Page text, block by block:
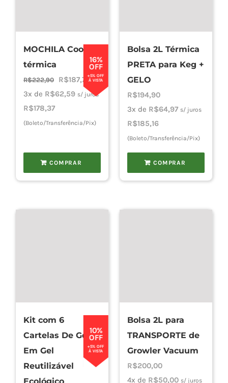
16%
OFF
+5% OFF
À VISTA
MOCHILA Cooler
térmica
R$222,90
O
preço
era:
R$187,76O
preço
é:
3x de R$62,59 s/ juros
R$178,37
(Boleto/Transferência/Pix)
COMPRAR
Bolsa 2L Térmica
PRETA para Keg +
GELO
R$194,90
3x de R$64,97 s/ juros
R$185,16
(Boleto/Transferência/Pix)
COMPRAR
10%
OFF
+5% OFF
À VISTA
Kit com 6
Cartelas De Gelo
Em Gel
Reutilizável
Bolsa 2L para
TRANSPORTE de
Growler Vacuum
R$200,00
4x de R$50,00 s/ juros